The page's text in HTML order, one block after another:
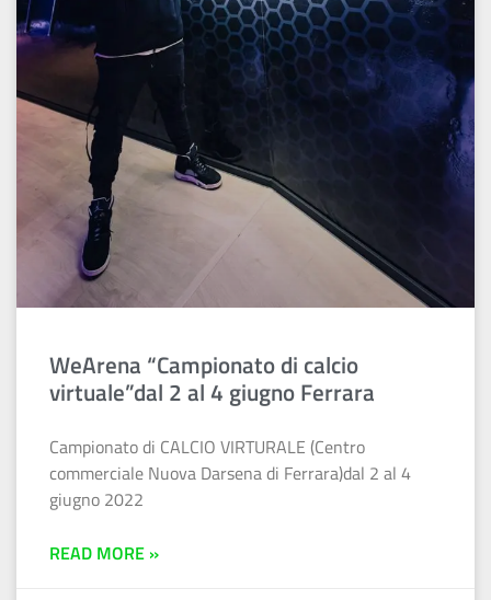
WeArena “Campionato di calcio
virtuale”dal 2 al 4 giugno Ferrara
Campionato di CALCIO VIRTURALE (Centro
commerciale Nuova Darsena di Ferrara)dal 2 al 4
giugno 2022
READ MORE »